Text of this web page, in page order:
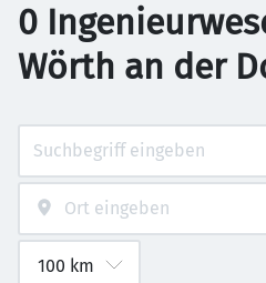
0
Wörth an der